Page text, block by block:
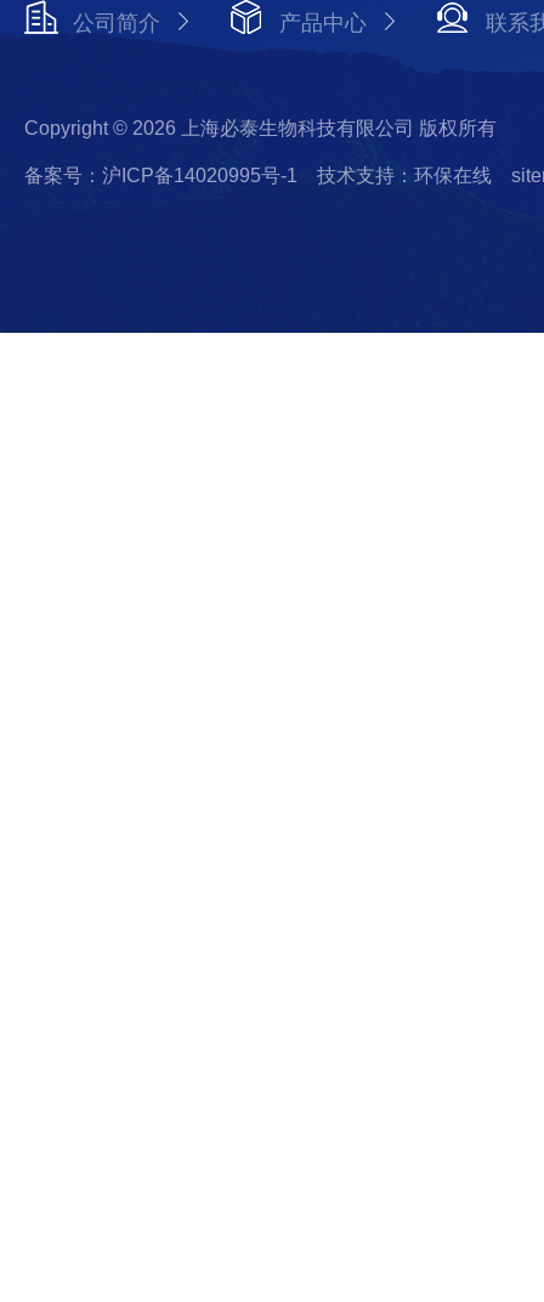
公司简介 产品中心 联系
Copyright © 2026 上海必泰生物科技有限公司 版权所有
备案号：沪ICP备14020995号-1 技术支持：环保在线